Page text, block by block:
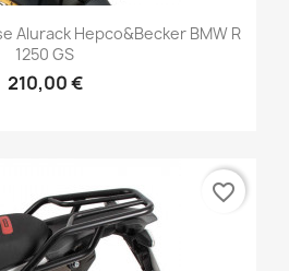
Alurack Hepco&Becker BMW R
1250 GS
210,00 €
favorite_border